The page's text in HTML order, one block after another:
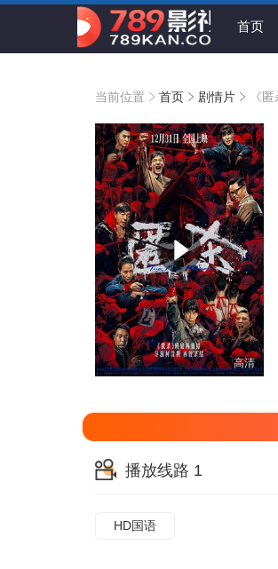
首页
当前位置 首页 剧情片 《匿
高清
播放线路 1
HD国语